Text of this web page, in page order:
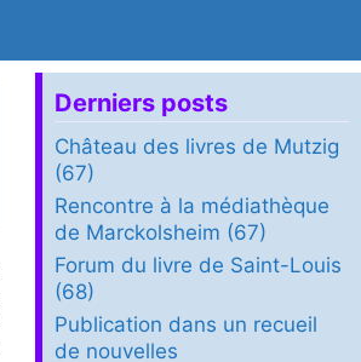
Derniers posts
Château des livres de Mutzig
(67)
Rencontre à la médiathèque
de Marckolsheim (67)
Forum du livre de Saint-Louis
(68)
Publication dans un recueil
de nouvelles